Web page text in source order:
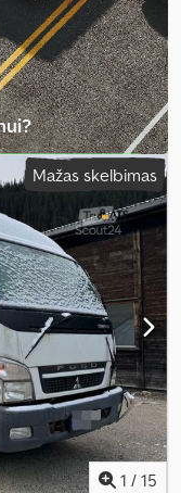
Mažas skelbimas
1 / 15